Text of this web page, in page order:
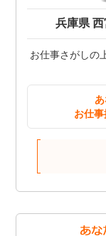
兵庫県
お仕事さがしの
お仕